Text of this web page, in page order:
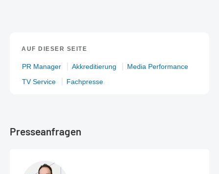
AUF DIESER SEITE
PR Manager Akkreditierung
Media Performance
TV Service
Fachpresse
Presseanfragen